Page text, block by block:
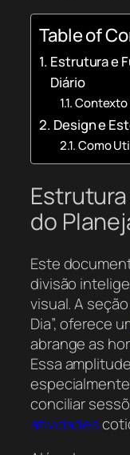
Table of
Estrutura e
Diário
Contexto
Design e
Como
do
Este
divisão
visual. A
Dia”, oferece
abrange as
Essa
conciliar
atividades